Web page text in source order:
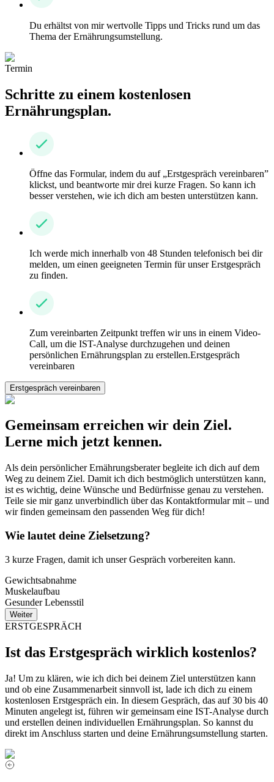
Du erhältst von mir wertvolle Tipps und Tricks rund um das
Thema der Ernährungsumstellung.
Termin
Schritte zu einem kostenlosen
Ernährungsplan.
Öffne das Formular, indem du auf „Erstgespräch vereinbaren”
klickst, und beantworte mir drei kurze Fragen. So kann ich
besser verstehen, wie ich dich am besten unterstützen kann.
Ich werde mich innerhalb von 48 Stunden telefonisch bei dir
melden, um einen geeigneten Termin für unser Erstgespräch
zu finden.
Zum vereinbarten Zeitpunkt treffen wir uns in einem Video-
Call, um die IST-Analyse durchzugehen und deinen
persönlichen Ernährungsplan zu erstellen.Erstgespräch
vereinbaren
Erstgespräch vereinbaren
Gemeinsam erreichen wir dein Ziel.
Lerne mich jetzt kennen.
Als dein persönlicher Ernährungsberater begleite ich dich auf dem
Weg zu deinem Ziel. Damit ich dich bestmöglich unterstützen kann,
ist es wichtig, deine Wünsche und Bedürfnisse genau zu verstehen.
Teile sie mir ganz unverbindlich über das Kontaktformular mit – und
wir finden gemeinsam den passenden Weg für dich!
Wie lautet deine Zielsetzung?
3 kurze Fragen, damit ich unser Gespräch vorbereiten kann.
Gewichtsabnahme
Muskelaufbau
Gesunder Lebensstil
Weiter
ERSTGESPRÄCH
Ist das Erstgespräch wirklich kostenlos?
Ja! Um zu klären, wie ich dich bei deinem Ziel unterstützen kann
und ob eine Zusammenarbeit sinnvoll ist, lade ich dich zu einem
kostenlosen Erstgespräch ein. In diesem Gespräch, das auf 30 bis 40
Minuten angelegt ist, führen wir gemeinsam eine IST-Analyse durch
und erstellen deinen individuellen Ernährungsplan. So kannst du
direkt im Anschluss starten und deine Ernährungsumstellung starten.